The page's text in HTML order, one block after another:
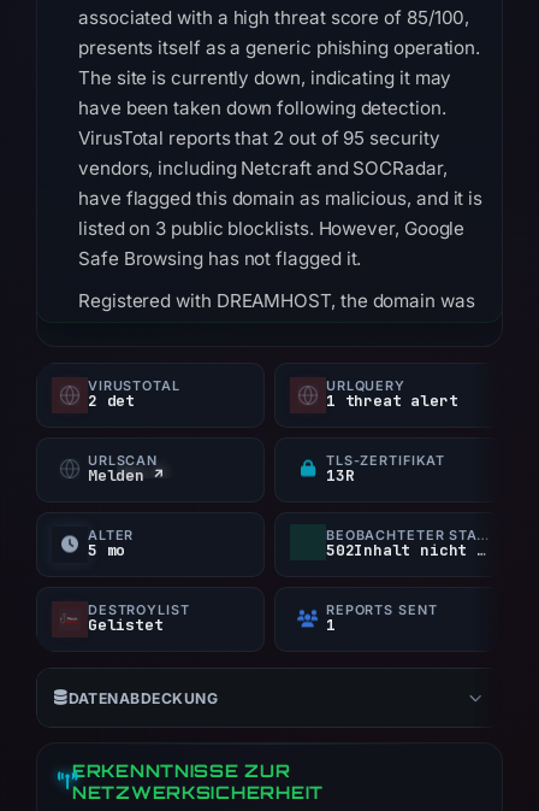
associated with a high threat score of 85/100,
presents itself as a generic phishing operation.
The site is currently down, indicating it may
have been taken down following detection.
VirusTotal reports that 2 out of 95 security
vendors, including Netcraft and SOCRadar,
have flagged this domain as malicious, and it is
listed on 3 public blocklists. However, Google
Safe Browsing has not flagged it.
Registered with DREAMHOST, the domain was
Given the high threat level, block the domain at
the perimeter and submit a report to the
registrar's abuse desk.
VIRUSTOTAL
2 det
URLQUERY
1 threat alert
URLSCAN
Melden ↗
TLS-ZERTIFIKAT
13R
ALTER
5 mo
BEOBACHTETER STATUS
502Inhalt nicht verfügbar
DESTROYLIST
Gelistet
REPORTS SENT
1
DATENABDECKUNG
ERKENNTNISSE ZUR
NETZWERKSICHERHEIT